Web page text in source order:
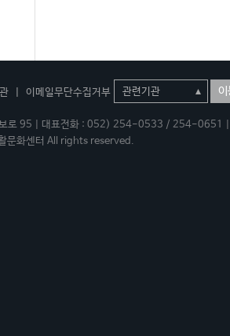
이메일무단수집거부 이
보로 95 | 대표전화 : 052) 254-0533 / 254-
화센터 All rights reserved.